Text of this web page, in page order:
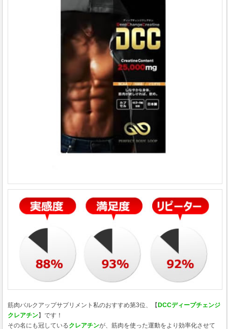
筋肉バルクアップサプリメント私のおすすめ第3位、【 DCCディープチェンジ
クレアチン】です！
その名にも冠しているクレアチンが、筋肉を使った運動をより効率化させて